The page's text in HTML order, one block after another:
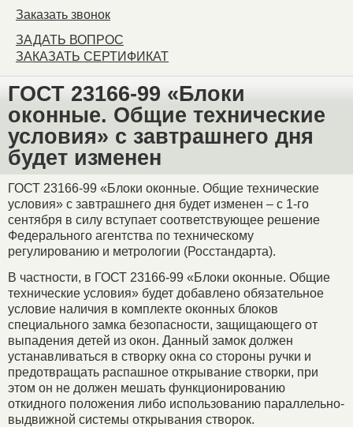
Заказать звонок
ЗАДАТЬ ВОПРОС
ЗАКАЗАТЬ СЕРТИФИКАТ
ГОСТ 23166-99 «Блоки
оконные. Общие технические
условия» с завтрашнего дня
будет изменен
ГОСТ 23166-99 «Блоки оконные. Общие технические
условия» с завтрашнего дня будет изменен – с 1-го
сентября в силу вступает соответствующее решение
Федерального агентства по техническому
регулированию и метрологии (Росстандарта).
В частности, в ГОСТ 23166-99 «Блоки оконные. Общие
технические условия» будет добавлено обязательное
условие наличия в комплекте оконных блоков
специального замка безопасности, защищающего от
выпадения детей из окон. Данный замок должен
устанавливаться в створку окна со стороны ручки и
предотвращать распашное открывание створки, при
этом он не должен мешать функционированию
откидного положения либо использованию параллельно-
выдвижной системы открывания створок.